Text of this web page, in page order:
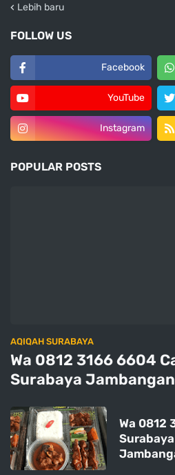
Lebih baru
FOLLOW US
Facebook
YouTube
Instagram
POPULAR POSTS
AQIQAH SURABAYA
Wa 0812 3166 6604
Surabaya Jambangan
Wa 0812